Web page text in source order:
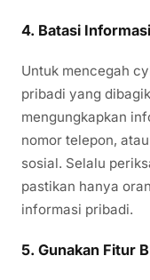
4. Batasi
Untuk mencegah
pribadi yang
mengungkapkan
nomor telepon,
sosial. Selalu
pastikan hanya
informasi pribadi.
5. Gunakan Fitur